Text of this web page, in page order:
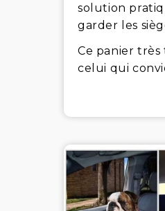
solution
garder les
Ce panier très
celui qui